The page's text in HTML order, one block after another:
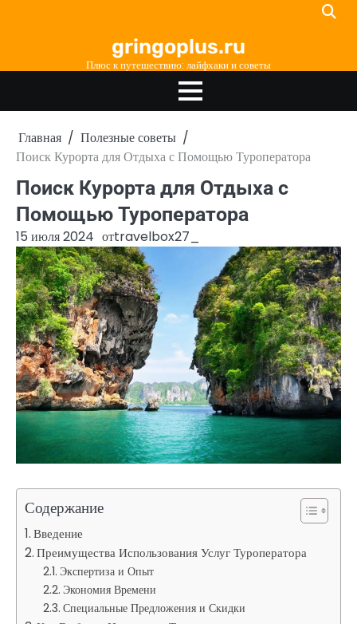
gringoplus.ru
Плюс к путешествию: лайфхаки и советы
Главная
Полезные советы
Поиск Курорта для Отдыха с Помощью Туроператора
Поиск Курорта для Отдыха с
Помощью Туроператора
15 июля 2024 отtravelbox27_
Содержание
Введение
Преимущества Использования Услуг Туроператора
Экспертиза и Опыт
Экономия Времени
Специальные Предложения и Скидки